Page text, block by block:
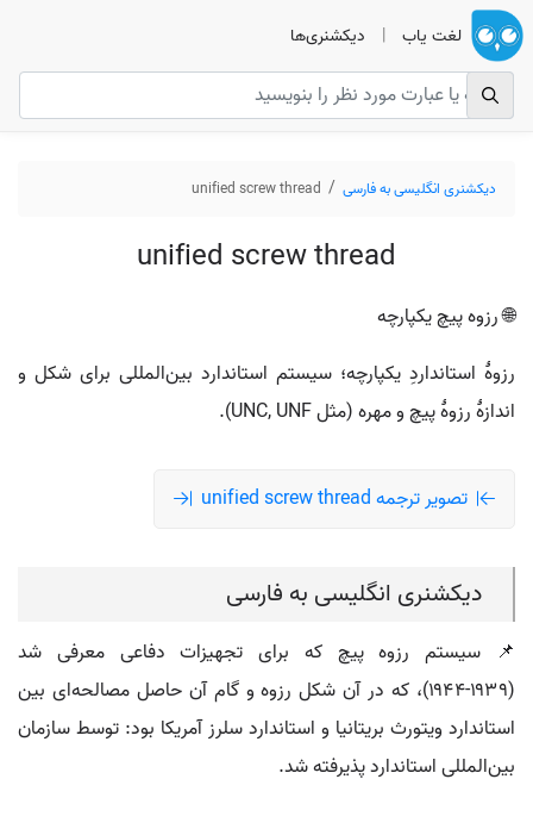
لغت یاب | دیکشنری‌ها
دیکشنری انگلیسی به فارسی unified screw thread
unified screw thread
🌐 رزوه پیچ یکپارچه
رزوهٔ استانداردِ یکپارچه؛ سیستم استاندارد بین‌المللی برای شکل و
اندازهٔ رزوهٔ پیچ و مهره (مثل UNC, UNF).
تصویر ترجمه unified screw thread
دیکشنری انگلیسی به فارسی
📌 سیستم رزوه پیچ که برای تجهیزات دفاعی معرفی شد
(۱۹۳۹-۱۹۴۴)، که در آن شکل رزوه و گام آن حاصل مصالحه‌ای بین
استاندارد ویتورث بریتانیا و استاندارد سلرز آمریکا بود: توسط سازمان
بین‌المللی استاندارد پذیرفته شد.